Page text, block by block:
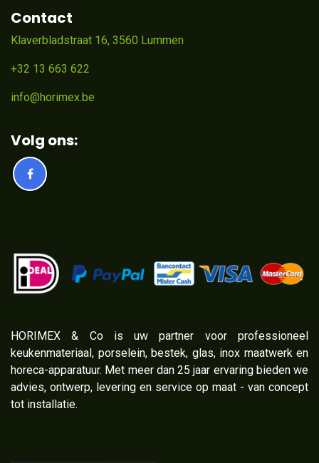
Contact
Klaverbladstraat 16, 3560 Lummen
+32 13 663 622
info@horimex.be
Volg ons:
​HORIMEX & Co is uw partner voor professioneel
keukenmateriaal, porselein, bestek, glas, inox maatwerk en
horeca-apparatuur. Met meer dan 25 jaar ervaring bieden we
advies, ontwerp, levering en service op maat - van concept
tot installatie.